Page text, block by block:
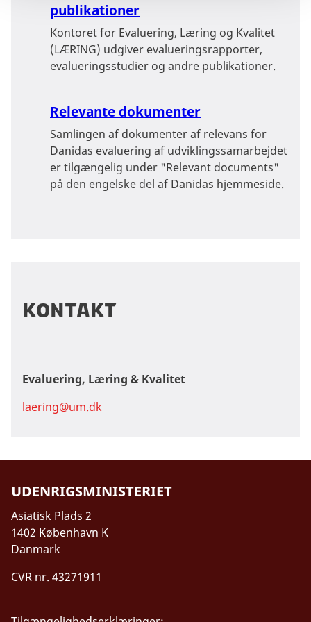
publikationer
Kontoret for Evaluering, Læring og Kvalitet
(LÆRING) udgiver evalueringsrapporter,
evalueringsstudier og andre publikationer.
Relevante dokumenter
Samlingen af dokumenter af relevans for
Danidas evaluering af udviklingssamarbejdet
er tilgængelig under "Relevant documents"
på den engelske del af Danidas hjemmeside.
Kontakt
Evaluering, Læring & Kvalitet
laering@um.dk
UDENRIGSMINISTERIET
Asiatisk Plads 2
1402 København K
Danmark
CVR nr. 43271911